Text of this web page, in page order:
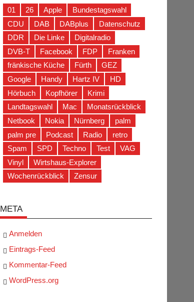
01 26 Apple
Bundestagswahl
CDU
DAB DABplus
Datenschutz
DDR
Die Linke
Digitalradio
DVB-T
Facebook FDP
Franken
fränkische Küche
Fürth
GEZ
Google
Handy Hartz IV
HD
Hörbuch
Kopfhörer
Krimi
Landtagswahl
Mac
Monatsrückblick
Netbook
Nokia Nürnberg
palm
palm pre
Podcast Radio
retro
Spam
SPD Techno Test
VAG
Vinyl
Wirtshaus-Explorer
Wochenrückblick
Zensur
META
Anmelden
Eintrags-Feed
Kommentar-Feed
WordPress.org